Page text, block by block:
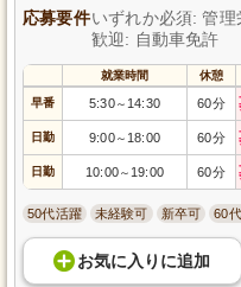
応募要件いずれか必須: 管
歓迎: 自動車免許
就業時間 休憩
早番 5:30～ 14:30 60分
日勤 9:00～ 18:00 60分
日勤 10:00～ 19:00 60分
50代活躍 未経験可 新卒可 60
お気に入り に追加